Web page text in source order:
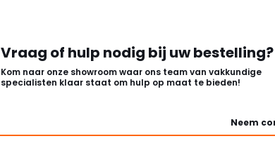
Vraag of hulp nodig bij uw bestelling?
Kom naar onze showroom waar ons team van vakkundige
specialisten klaar staat om hulp op maat te bieden!
Neem